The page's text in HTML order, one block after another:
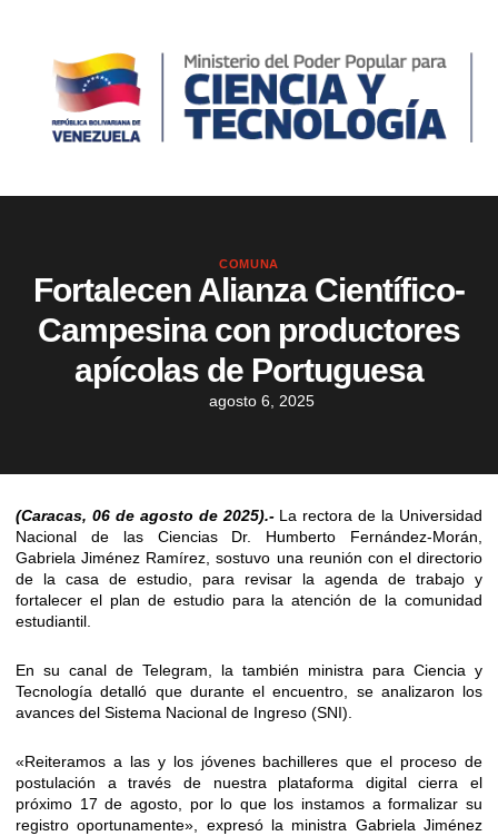
COMUNA
Fortalecen Alianza Científico-
Campesina con productores
apícolas de Portuguesa
agosto 6, 2025
(Caracas, 06 de agosto de 2025).-La rectora de la Universidad
Nacional de las Ciencias Dr. Humberto Fernández-Morán,
Gabriela Jiménez Ramírez, sostuvo una reunión con el directorio
de la casa de estudio, para revisar la agenda de trabajo y
fortalecer el plan de estudio para la atención de la comunidad
estudiantil.
En su canal de Telegram, la también ministra para Ciencia y
Tecnología detalló que durante el encuentro, se analizaron los
avances del Sistema Nacional de Ingreso (SNI).
«Reiteramos a las y los jóvenes bachilleres que el proceso de
postulación a través de nuestra plataforma digital cierra el
próximo 17 de agosto, por lo que los instamos a formalizar su
registro oportunamente», expresó la ministra Gabriela Jiménez